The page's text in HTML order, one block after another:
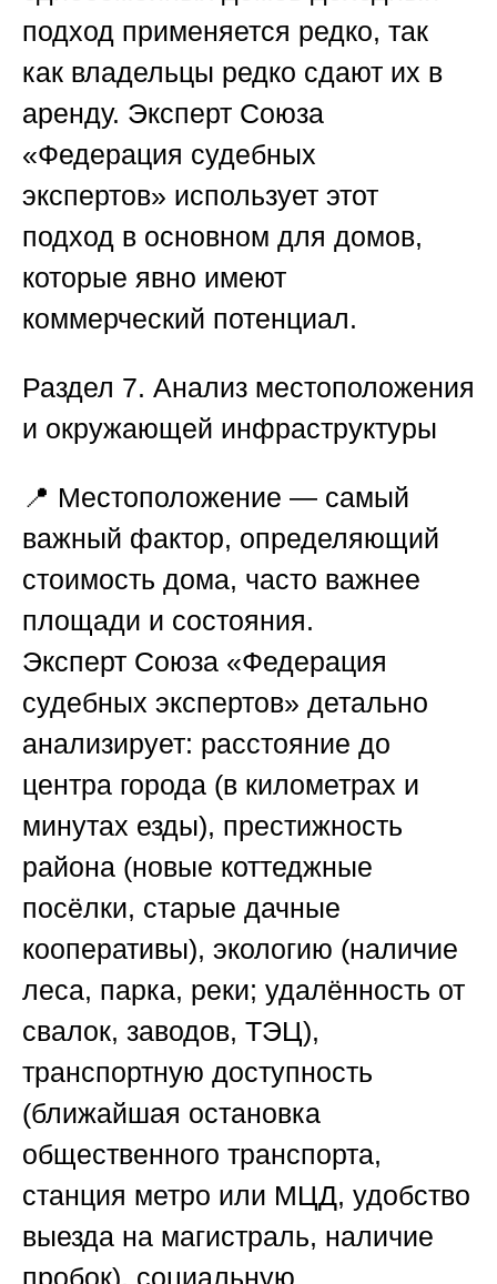
подход применяется редко, так
как владельцы редко сдают их в
аренду. Эксперт Союза
«Федерация судебных
экспертов» использует этот
подход в основном для домов,
которые явно имеют
коммерческий потенциал.
Раздел 7. Анализ местоположения
и окружающей инфраструктуры
📍 Местоположение — самый
важный фактор, определяющий
стоимость дома, часто важнее
площади и состояния.
Эксперт Союза «Федерация
судебных экспертов» детально
анализирует: расстояние до
центра города (в километрах и
минутах езды), престижность
района (новые коттеджные
посёлки, старые дачные
кооперативы), экологию (наличие
леса, парка, реки; удалённость от
свалок, заводов, ТЭЦ),
транспортную доступность
(ближайшая остановка
общественного транспорта,
станция метро или МЦД, удобство
выезда на магистраль, наличие
пробок), социальную